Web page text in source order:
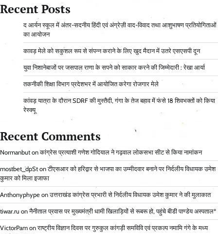
Recent Posts
द आर्यन स्कूल में अंतर-सदनीय हिंदी एवं अंग्रेज़ी वाद-विवाद तथा आशुभाषण प्रतियोगिताओं
का आयोजन
कावड़ मेले को सकुशल रूप से संपन्न कराने के लिए खुद मैदान में उतरे एसएसपी दून
युवा निशानेबाजों पर जसपाल राणा के सपने को साकार करने की जिम्मेदारी : रेखा आर्या
तकनीकी शिक्षा विभाग प्रदेशभर में आयोजित करेगा रोजगार मेले
कांवड़ यात्रा के दौरान SDRF की मुस्तैदी, गंगा के तेज बहाव में फंसे 18 शिवभक्तों को किया
रेस्क्यू
Recent Comments
Normanbut onकांग्रेस प्रत्याशी गणेश गोदियाल ने गढ़वाल लोकसभा सीट से किया नामांकन
mostbet_dpSt onटीएसआर को हरिद्वार से भाजपा का उम्मीदवार बनाने पर निर्दलीय विधायक उमेश
कुमार को मिला इजाफा
Anthonyphype onउत्तराखंड कांग्रेस प्रभारी से निर्दलीय विधायक उमेश कुमार ने की मुलाकात
tiwar.ru onनैनीताल प्रवास पर मुख्यमंत्री धामी खिलाड़ियों से रूबरू हो, पहुंचे बीडी पाण्डेय अस्पताल*
VictorPam onराष्ट्रीय विज्ञान दिवस पर गुरुकुल कांगड़ी समविवि एवं प्रकल्प नमामि गंगे के मध्य